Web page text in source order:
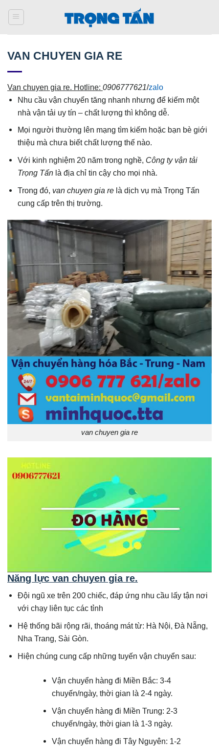
qua
VAN CHUYEN GIA RE
Van chuyen gia re. Hotline: 0906777621/zalo
Nhu cầu vận chuyển tăng nhanh nhưng để kiếm một
nhà vận tải uy tín – chất lượng thì không dễ.
Mọi người thường lên mạng tìm kiếm hoặc bạn bè giới
thiệu mà chưa biết chất lượng thế nào.
Với kinh nghiệm 20 năm trong nghề, Công ty vận tải
Trọng Tấn là địa chỉ tin cậy cho mọi nhà.
Trong đó, van chuyen gia re là dịch vụ mà Trọng Tấn
cung cấp trên thị trường.
van chuyen gia re
Năng lực van chuyen gia re.
Đội ngũ xe trên 200 chiếc, đáp ứng nhu cầu lấy tận nơi
với chạy liên tục các tỉnh
Hệ thống bãi rộng rãi, thoáng mát từ: Hà Nội, Đà Nẵng,
Nha Trang, Sài Gòn.
Hiện chúng cung cấp những tuyến vận chuyển sau:
Vận chuyển hàng đi Miền Bắc: 3-4
chuyến/ngày, thời gian là 2-4 ngày.
Vận chuyển hàng đi Miền Trung: 2-3
chuyến/ngày, thời gian là 1-3 ngày.
Vận chuyển hàng đi Tây Nguyên: 1-2